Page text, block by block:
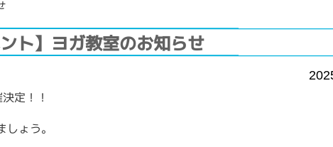
ント】ヨガ教室のお知らせ
定！！
ょう。